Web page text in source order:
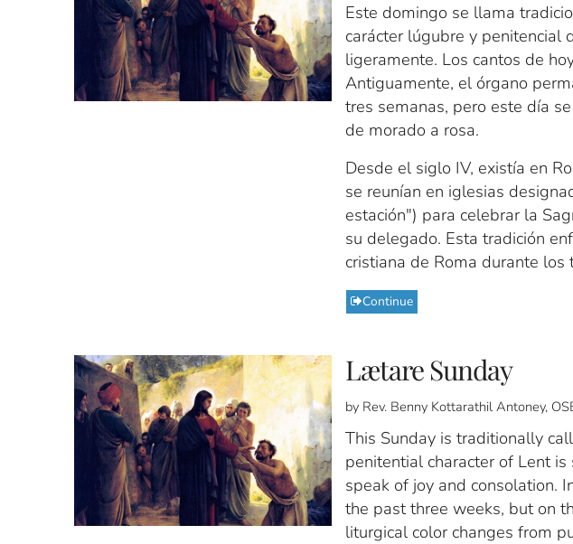
Este domingo se llama
carácter lúgubre y penitencial
ligeramente. Los cantos de
Antiguamente, el órgano
tres semanas, pero este día
de morado a rosa.
Desde el siglo IV, existía en
se reunían en iglesias
estación") para celebrar la
su delegado. Esta tradición
cristiana de Roma durante
Continue
Lætare Sunday
by Rev. Benny Kottarathil Antoney,
This Sunday is traditionally
penitential character of Lent
speak of joy and consolation.
the past three weeks, but on
liturgical color changes from